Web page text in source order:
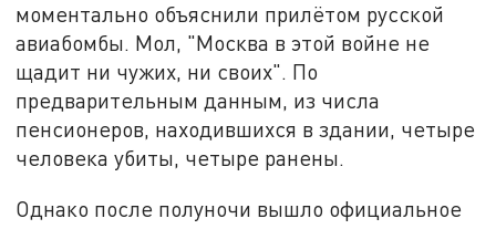
моментально объяснили прилётом русской
авиабомбы. Мол, "Москва в этой войне не
щадит ни чужих, ни своих". По
предварительным данным, из числа
пенсионеров, находившихся в здании, четыре
человека убиты, четыре ранены.
Однако после полуночи вышло официальное